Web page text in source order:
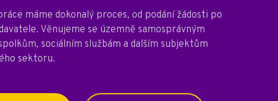
máme dokonalý proces, od podání žádosti po
Věnujeme se územně samosprávným
sociálním službám a dalším subjektům
sektoru.